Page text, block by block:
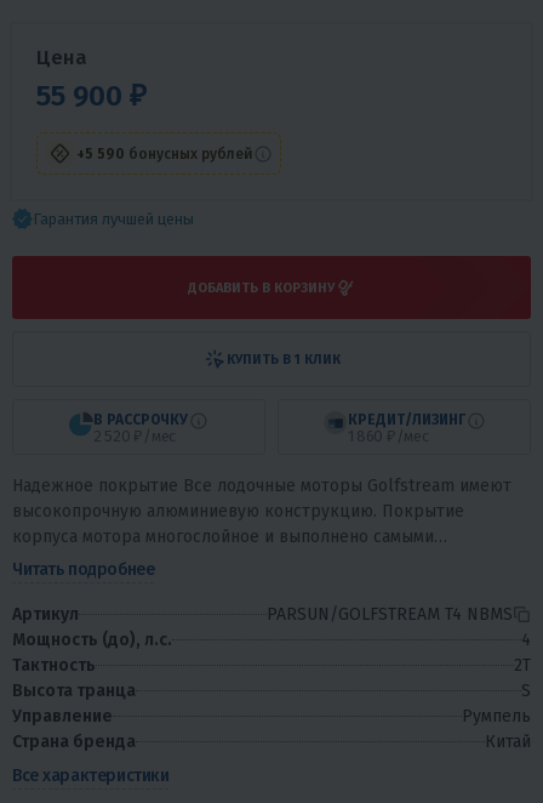
Гарантия лучшей цены
Цена
55 900 ₽
+5 590 бонусных рублей
ДОБАВИТЬ В КОРЗИНУ
В РАССРОЧКУ
2 520 ₽/мес
КРЕДИТ/ЛИЗИНГ
1 860 ₽/мес
КУПИТЬ В 1 КЛИК
Надежное покрытие Все лодочные моторы Golfstream имеют
высокопрочную алюминиевую конструкцию. Покрытие
корпуса мотора многослойное и выполнено самыми
современными лакокрасочными материалами PPG (США),...
Читать подробнее
Артикул
PARSUN/GOLFSTREAM T4 NBMS
Мощность (до), л.с.
4
Тактность
2T
Высота транца
S
Управление
Румпель
Страна бренда
Китай
Все характеристики